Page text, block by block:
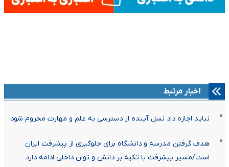
اخبار مرتبط
نباید اجازه داد نسل آینده از دسترسی به علم و مهارت محروم شود
هدف گرفتن مدرسه و دانشگاه برای جلوگیری از پیشرفت ایران
است/مسیر پیشرفت با تکیه بر دانش و توان داخلی ادامه دارد